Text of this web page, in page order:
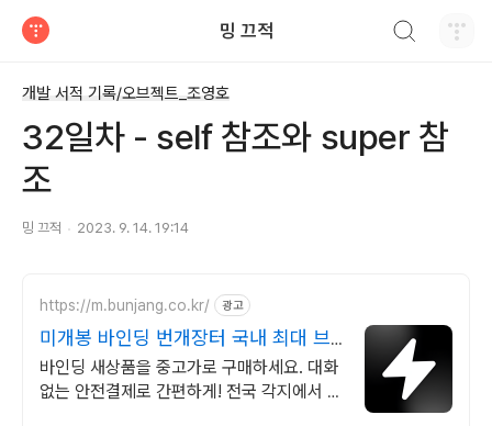
밍 끄적
개발 서적 기록/오브젝트_조영호
32일차 - self 참조와 super 참
조
밍 끄적 2023. 9. 14. 19:14
https://m.bunjang.co.kr/ 광고
미개봉 바인딩 번개장터 국내 최대 브
랜드 중고거래
바인딩 새상품을 중고가로 구매하세요. 대화
없는 안전결제로 간편하게! 전국 각지에서 올